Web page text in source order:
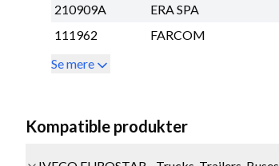
210909A
ERA SPA
111962
FARCOM
Se mere
Kompatible produkter